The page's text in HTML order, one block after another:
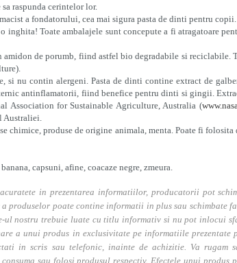
raspunda cerintelor lor.
a fondatorului, cea mai sigura pasta de dinti pentru
inghita! Toate ambalajele sunt concepute a fi atragatoare
de porumb, fiind astfel bio degradabile si reciclabile.
si nu contin alergeni. Pasta de dinti contine extract de
antinflamatorii, fiind benefice pentru dinti si gingii.
Association for Sustainable Agriculture, Australia (
Australiei.
chimice, produse de origine animala, menta. Poate fi
capsuni, afine, coacaze negre, zmeura.
in prezentarea informatiilor, producatorii pot
produselor poate contine informatii in plus sau schimbate
ul nostru trebuie luate cu titlu informativ si nu pot inlocui
a unui produs in exclusivitate pe informatiile prezentate
in scris sau telefonic, inainte de achizitie. Va rugam
sau folosi produsul respectiv. Efectele unui produs